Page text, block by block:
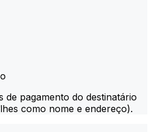
de pagamento do destinatário
como nome e endereço).